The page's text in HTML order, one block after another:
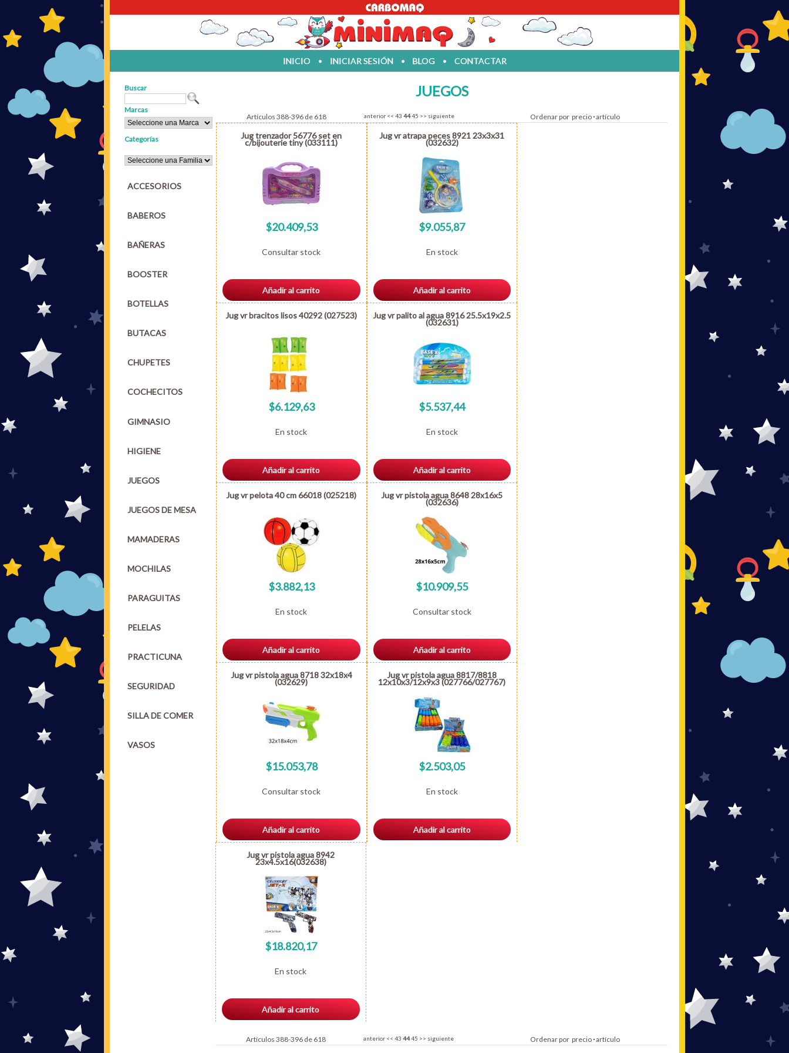
INICIO • INICIAR SESIÓN • BLOG • CONTACTAR
Buscar
Marcas
Categorías
ACCESORIOS
BABEROS
BAÑERAS
BOOSTER
BOTELLAS
BUTACAS
CHUPETES
COCHECITOS
GIMNASIO
HIGIENE
JUEGOS
JUEGOS DE MESA
MAMADERAS
MOCHILAS
PARAGUITAS
PELELAS
PRACTICUNA
SEGURIDAD
SILLA DE COMER
VASOS
JUEGOS
Artículos 388-396 de 618 anterior << 43 4445 >> siguiente Ordenar por precio·artículo
Jug trenzador 56776 set en
c/bijouterie tiny (033111)
$20.409,53
Consultar stock
Añadir al carrito
Jug vr atrapa peces 8921 23x3x31
(032632)
$9.055,87
En stock
Añadir al carrito
Jug vr bracitos lisos 40292 (027523)
$6.129,63
En stock
Añadir al carrito
Jug vr palito al agua 8916 25.5x19x2.5
(032631)
$5.537,44
En stock
Añadir al carrito
Jug vr pelota 40 cm 66018 (025218)
$3.882,13
En stock
Añadir al carrito
Jug vr pistola agua 8648 28x16x5
(032636)
$10.909,55
Consultar stock
Añadir al carrito
Jug vr pistola agua 8718 32x18x4
(032629)
$15.053,78
Consultar stock
Añadir al carrito
Jug vr pistola agua 8817/8818
12x10x3/12x9x3 (027766/027767)
$2.503,05
En stock
Añadir al carrito
Jug vr pistola agua 8942
23x4.5x16(032638)
$18.820,17
En stock
Añadir al carrito
Artículos 388-396 de 618 anterior << 43 4445 >> siguiente Ordenar por precio·artículo